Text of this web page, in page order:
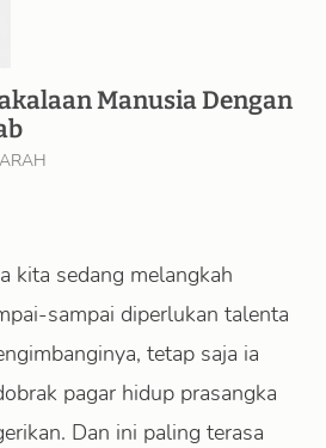
Manusia Dengan
kita sedang melangkah
sampai diperlukan talenta
tetap saja ia
pagar hidup prasangka
Dan ini paling terasa